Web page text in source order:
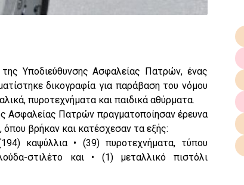
Υποδιεύθυνσης Ασφαλείας Πατρών, ένας
δικογραφία για παράβαση του νόμου
πυροτεχνήματα και παιδικά αθύρματα.
Ασφαλείας Πατρών πραγματοποίησαν έρευνα
βρήκαν και κατέσχεσαν τα εξής:
καψύλλια • (39) πυροτεχνήματα, τύπου
στιλέτο και • (1) μεταλλικό πιστόλι